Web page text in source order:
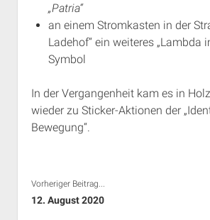
„Patria“
an einem Stromkasten in der
Ladehof“ ein weiteres „Lambda
Symbol
In der Vergangenheit kam es in
wieder zu Sticker-Aktionen der
Bewegung“.
Vorheriger Beitrag...
12. August 2020